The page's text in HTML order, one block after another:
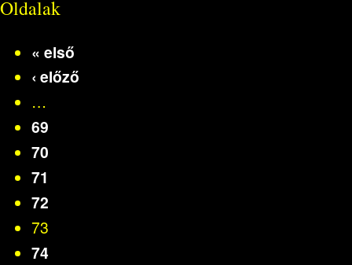
Oldalak
« első
‹ előző
…
69
70
71
72
73
74